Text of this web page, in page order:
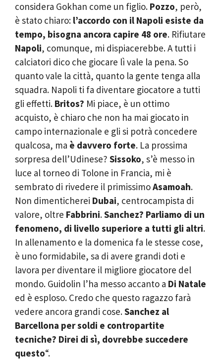
considera Gokhan come un figlio. Pozzo, però,
è stato chiaro: l’accordo con il Napoli esiste da
tempo, bisogna ancora capire 48 ore. Rifiutare
Napoli, comunque, mi dispiacerebbe. A tutti i
calciatori dico che giocare lì vale la pena. So
quanto vale la città, quanto la gente tenga alla
squadra. Napoli ti fa diventare giocatore a tutti
gli effetti. Britos? Mi piace, è un ottimo
acquisto, è chiaro che non ha mai giocato in
campo internazionale e gli si potrà concedere
qualcosa, ma è davvero forte. La prossima
sorpresa dell’Udinese? Sissoko, s’è messo in
luce al torneo di Tolone in Francia, mi è
sembrato di rivedere il primissimoAsamoah.
Non dimenticherei Dubai, centrocampista di
valore, oltre Fabbrini.Sanchez? Parliamo di un
fenomeno, di livello superiore a tutti gli altri.
In allenamento e la domenica fa le stesse cose,
è uno formidabile, sa di avere grandi doti e
lavora per diventare il migliore giocatore del
mondo. Guidolin l’ha messo accanto a Di Natale
ed è esploso. Credo che questo ragazzo farà
vedere ancora grandi cose.Sanchez al
Barcellona per soldi e contropartite
tecniche? Direi di sì, dovrebbe succedere
questo“.